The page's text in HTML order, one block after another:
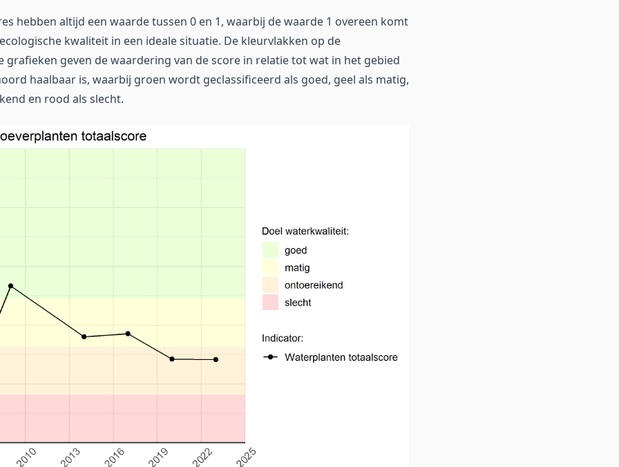
hebben altijd een waarde tussen 0 en 1, waarbij de waarde 1 overeen komt
kwaliteit in een ideale situatie. De kleurvlakken op de
grafieken geven de waardering van de score in relatie tot wat in het gebied
haalbaar is, waarbij groen wordt geclassificeerd als goed, geel als matig,
en rood als slecht.